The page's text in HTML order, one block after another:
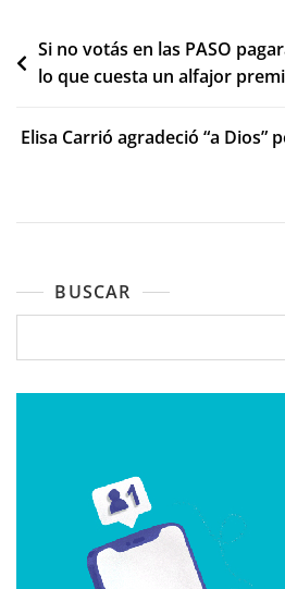
Navegación
de
Si no votás en las PASO
lo que cuesta un alfajor
Elisa Carrió agradeció “a Dios”
BUSCAR